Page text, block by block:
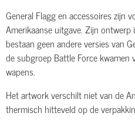
General Flagg en accessoires zijn
Amerikaanse uitgave. Zijn ontwerp
bestaan geen andere versies van
de subgroep Battle Force kwamen
wapens.
Het artwork verschilt niet van de
thermisch hitteveld op de